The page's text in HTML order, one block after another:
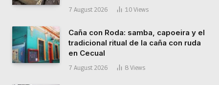
7 August 2026 10 Views
Caña con Roda: samba, capoeira y el
tradicional ritual de la caña con ruda
en Cecual
7 August 2026 8 Views